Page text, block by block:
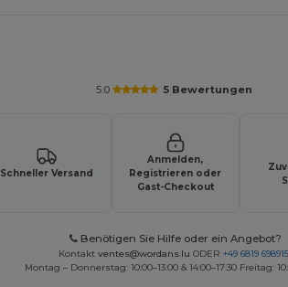
5.0 5 Bewertungen
Schneller Versand
Anmelden,
Registrieren oder
Gast-Checkout
Benötigen Sie Hilfe oder ein Angebot?
Kontakt ventes@wordans.lu ODER +49 6819
Montag – Donnerstag: 10:00–13:00 & 14:00–17:30 Freitag: